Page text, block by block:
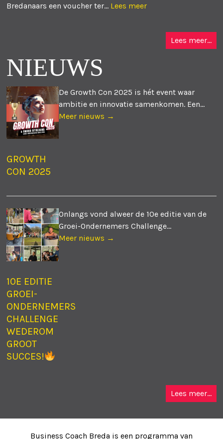
Bredanaars een voucher ter... Lees meer
Lees meer...
NIEUWS
GROWTH
CON 2025
De Growth Con 2025 is hét event waar
ambitie en innovatie samenkomen. Een...
Meer nieuws →
10E EDITIE
GROEI-
ONDERNEMERS
CHALLENGE
WEDEROM
GROOT
SUCCES!
Onlangs vond alweer de 10e editie van de
Groei-Ondernemers Challenge...
Meer nieuws →
Lees meer...
Business Coach Breda is een programma van